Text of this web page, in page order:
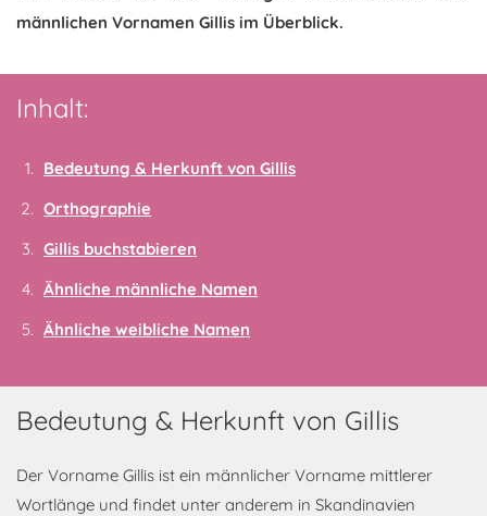
männlichen Vornamen Gillis im Überblick.
Inhalt:
Bedeutung & Herkunft von Gillis
Orthographie
Gillis buchstabieren
Ähnliche männliche Namen
Ähnliche weibliche Namen
Bedeutung & Herkunft von Gillis
Der Vorname Gillis ist ein männlicher Vorname mittlerer
Wortlänge und findet unter anderem in Skandinavien